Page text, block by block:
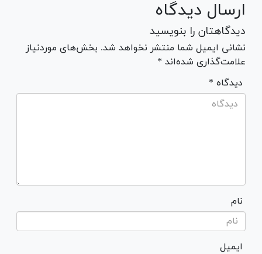
ارسال دیدگاه
دیدگاهتان را بنویسید
نشانی ایمیل شما منتشر نخواهد شد. بخش‌های موردنیاز
علامت‌گذاری شده‌اند *
* دیدگاه
نام
ایمیل